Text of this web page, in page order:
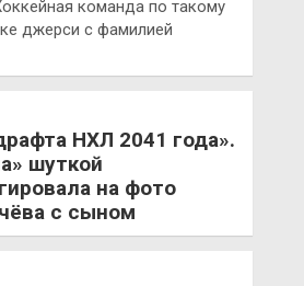
команда по такому
джерси с фамилией
НХЛ 2041 года».
шуткой
на фото
с сыном